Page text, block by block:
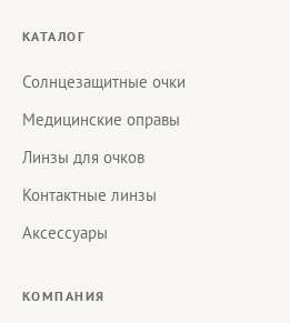
КАТАЛОГ
Солнцезащитные очки
Медицинские оправы
Линзы для очков
Контактные линзы
Аксессуары
КОМПАНИЯ